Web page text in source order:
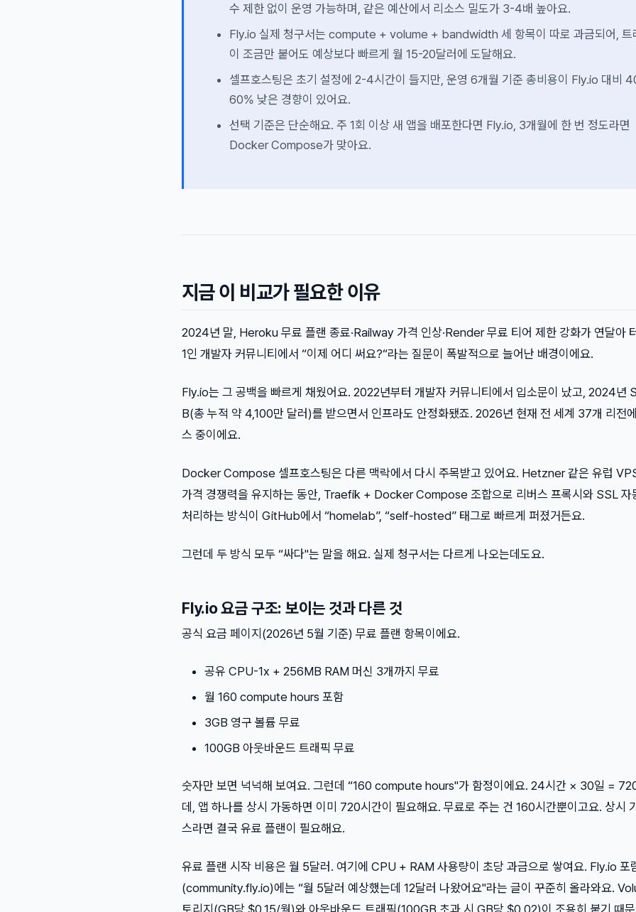
수 제한 없이 운영 가능하며, 같은 예산에서 리소스 밀도가 3-4배 높아요.
Fly.io 실제 청구서는 compute + volume + bandwidth 세 항목이 따로 과금되어, 트
이 조금만 붙어도 예상보다 빠르게 월 15-20달러에 도달해요.
셀프호스팅은 초기 설정에 2-4시간이 들지만, 운영 6개월 기준 총비용이 Fly.io 대비
60% 낮은 경향이 있어요.
선택 기준은 단순해요. 주 1회 이상 새 앱을 배포한다면 Fly.io, 3개월에 한 번 정도라면
Docker Compose가 맞아요.
지금 이 비교가 필요한 이유
2024년 말, Heroku 무료 플랜 종료·Railway 가격 인상·Render 무료 티어 제한 강화가 연달아
1인 개발자 커뮤니티에서 “이제 어디 써요?“라는 질문이 폭발적으로 늘어난 배경이에요.
Fly.io는 그 공백을 빠르게 채웠어요. 2022년부터 개발자 커뮤니티에서 입소문이 났고, 2024년
B(총 누적 약 4,100만 달러)를 받으면서 인프라도 안정화됐죠. 2026년 현재 전 세계 37개 리전
스 중이에요.
Docker Compose 셀프호스팅은 다른 맥락에서 다시 주목받고 있어요. Hetzner 같은 유럽
가격 경쟁력을 유지하는 동안, Traefik + Docker Compose 조합으로 리버스 프록시와 SSL 자
처리하는 방식이 GitHub에서 “homelab”, “self-hosted” 태그로 빠르게 퍼졌거든요.
그런데 두 방식 모두 “싸다"는 말을 해요. 실제 청구서는 다르게 나오는데도요.
Fly.io 요금 구조: 보이는 것과 다른 것
공식 요금 페이지(2026년 5월 기준) 무료 플랜 항목이에요.
공유 CPU-1x + 256MB RAM 머신 3개까지 무료
월 160 compute hours 포함
3GB 영구 볼륨 무료
100GB 아웃바운드 트래픽 무료
숫자만 보면 넉넉해 보여요. 그런데 “160 compute hours"가 함정이에요. 24시간 × 30일 =
데, 앱 하나를 상시 가동하면 이미 720시간이 필요해요. 무료로 주는 건 160시간뿐이고요. 상시
스라면 결국 유료 플랜이 필요해요.
유료 플랜 시작 비용은 월 5달러. 여기에 CPU + RAM 사용량이 초당 과금으로 쌓여요. Fly.io 포
(community.fly.io)에는 “월 5달러 예상했는데 12달러 나왔어요"라는 글이 꾸준히 올라와요.
토리지(GB당 $0.15/월)와 아웃바운드 트래픽(100GB 초과 시 GB당 $0.02)이 조용히 붙기 때